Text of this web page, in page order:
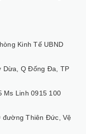
Kinh Tế UBND
Dừa, Q Đống Đa, TP
Ms Linh 0915 100
đường Thiên Đức, Vệ